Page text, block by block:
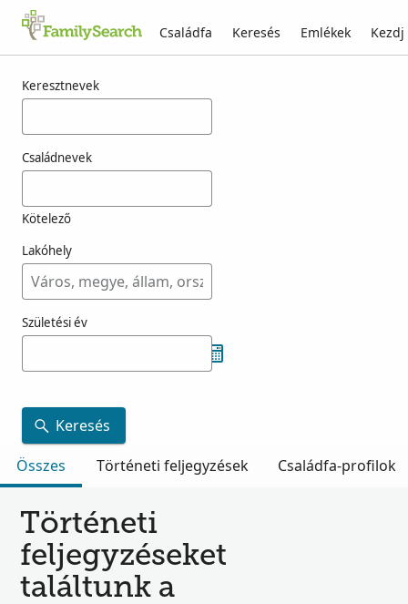
Családfa Keresés Emlékek
Keresztnevek
Családnevek
Kötelező
Lakóhely
Születési év
Keresés
Összes
Történeti feljegyzések Családfa-profilok
Történeti
feljegyzéseket
találtunk a